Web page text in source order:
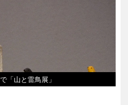
「山と雷鳥展」